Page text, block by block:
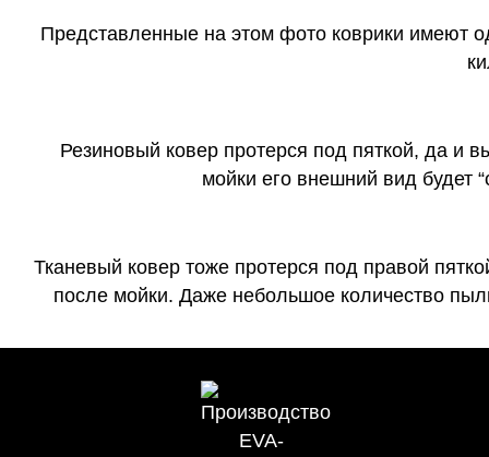
Представленные на этом фото коврики имеют
Резиновый ковер протерся под пяткой, да и
мойки его внешний вид будет
Тканевый ковер тоже протерся под правой
после мойки. Даже небольшое количество